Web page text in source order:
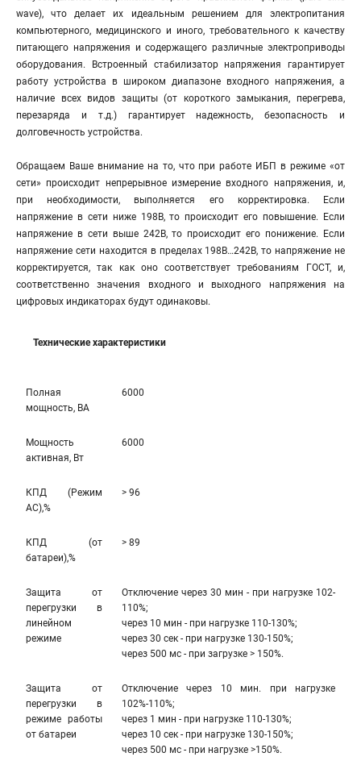
wave), что делает их идеальным решением для электропитания
компьютерного, медицинского и иного, требовательного к качеству
питающего напряжения и содержащего различные электроприводы
оборудования. Встроенный стабилизатор напряжения гарантирует
работу устройства в широком диапазоне входного напряжения, а
наличие всех видов защиты (от короткого замыкания, перегрева,
перезаряда и т.д.) гарантирует надежность, безопасность и
долговечность устройства.
Обращаем Ваше внимание на то, что при работе ИБП в режиме «от
сети» происходит непрерывное измерение входного напряжения, и,
при необходимости, выполняется его корректировка. Если
напряжение в сети ниже 198В, то происходит его повышение. Если
напряжение в сети выше 242В, то происходит его понижение. Если
напряжение сети находится в пределах 198В…242В, то напряжение не
корректируется, так как оно соответствует требованиям ГОСТ, и,
соответственно значения входного и выходного напряжения на
цифровых индикаторах будут одинаковы.
Технические характеристики
Полная
мощность, ВА
6000
Мощность
активная, Вт
6000
КПД (Режим
AC),%
> 96
КПД (от
батареи),%
> 89
Защита от
перегрузки в
линейном
режиме
Отключение через 30 мин - при нагрузке 102-
110%;
через 10 мин - при нагрузке 110-130%;
через 30 сек - при нагрузке 130-150%;
через 500 мс - при загрузке > 150%.
Защита от
перегрузки в
режиме работы
от батареи
Отключение через 10 мин. при нагрузке
102%-110%;
через 1 мин - при нагрузке 110-130%;
через 10 сек - при нагрузке 130-150%;
через 500 мс - при нагрузке >150%.